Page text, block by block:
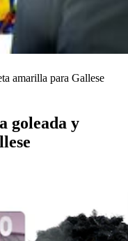
amarilla para Gallese
goleada y